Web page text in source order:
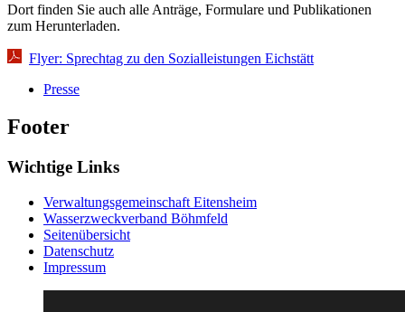
Dort finden Sie auch alle Anträge, Formulare und Publikationen
zum Herunterladen.
Flyer: Sprechtag zu den Sozialleistungen Eichstätt
Presse
Footer
Wichtige Links
Verwaltungsgemeinschaft Eitensheim
Wasserzweckverband Böhmfeld
Seitenübersicht
Datenschutz
Impressum